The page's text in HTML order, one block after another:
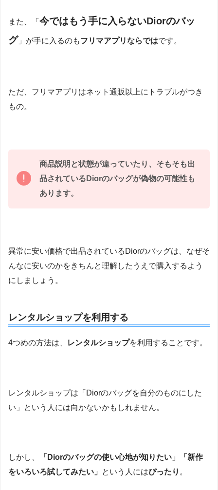
また、「 今ではもう手に入らないDiorのバッ
グ 」が手に入るのもフリマアプリならではです。
ただ、フリマアプリはネット通販以上にトラブルがつき
もの。
商品説明と状態が違っていたり、そもそも出
品されているDiorのバッグが偽物の可能性も
あります。
異常に安い価格で出品されているDiorのバッグは、なぜそ
んなに安いのかをきちんと理解したうえで購入するよう
にしましょう。
レンタルショップを利用する
4つめの方法は、 レンタルショップを利用することです。
レンタルショップは「Diorのバッグを自分のものにした
い」という人には向かないかもしれません。
しかし、
「Diorのバッグの使い心地が知りたい」「新作
をいろいろ試してみたい」
という人にはぴったり 。